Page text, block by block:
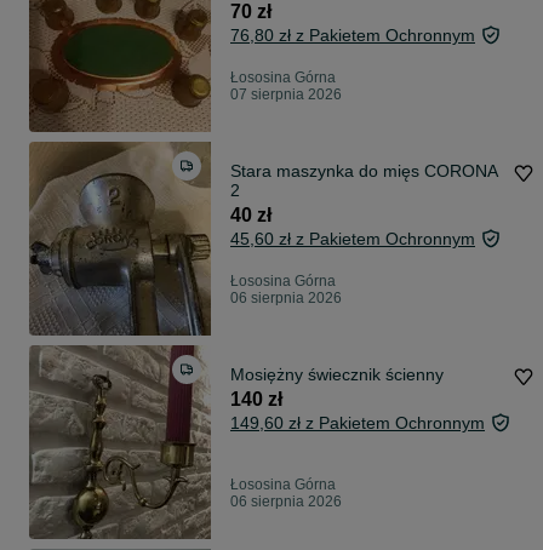
70 zł
76,80 zł z Pakietem Ochronnym
Łososina Górna
07 sierpnia 2026
Stara maszynka do mięs CORONA
2
40 zł
45,60 zł z Pakietem Ochronnym
Łososina Górna
06 sierpnia 2026
Mosiężny świecznik ścienny
140 zł
149,60 zł z Pakietem Ochronnym
Łososina Górna
06 sierpnia 2026